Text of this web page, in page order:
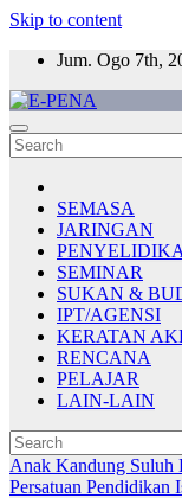
Skip to content
Jum. Ogo 7th,
E-PENA
Berita Digital Terkini
SEMASA
JARINGAN
SEMINAR
SUKAN &
IPT/AGENSI
KERATAN
RENCANA
PELAJAR
LAIN-LAIN
Anak Kandung Suluh
Persatuan Pendidikan